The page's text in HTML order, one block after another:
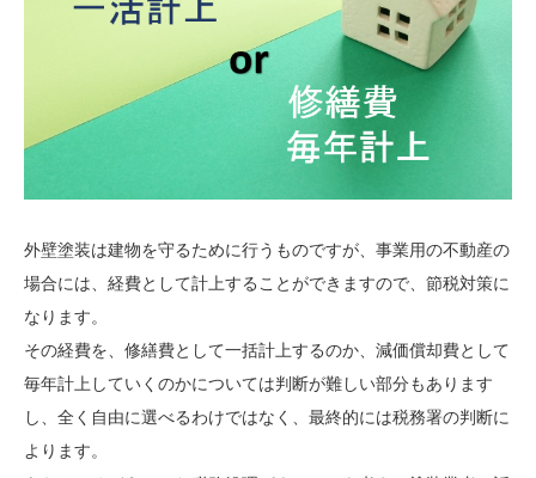
外壁塗装は建物を守るために行うものですが、事業用の不動産の
場合には、経費として計上することができますので、節税対策に
なります。
その経費を、修繕費として一括計上するのか、減価償却費として
毎年計上していくのかについては判断が難しい部分もあります
し、全く自由に選べるわけではなく、最終的には税務署の判断に
よります。